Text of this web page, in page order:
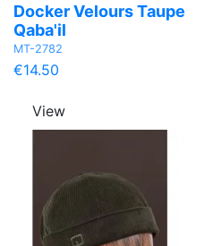
Docker Velours Taupe
Qaba'il
MT-2782
€14.50
View